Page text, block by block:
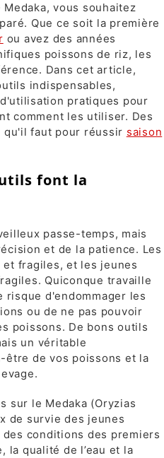
vous souhaitez
Que ce soit la première
ou avez des années
poissons de riz, les
Dans cet article,
indispensables,
pratiques pour
comment les utiliser. Des
qu'il faut pour réussir saison
font la
passe-temps, mais
et de la patience. Les
fragiles, et les jeunes
Quiconque travaille
d'endommager les
ou de ne pas pouvoir
poissons. De bons outils
un véritable
de vos poissons et la
sur le Medaka (Oryzias
de survie des jeunes
conditions des premiers
la qualité de l’eau et la